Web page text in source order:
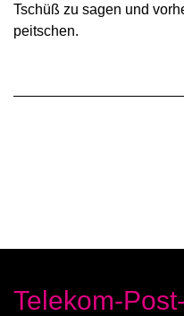
Tschüß zu sagen und
peitschen.
Telekom-